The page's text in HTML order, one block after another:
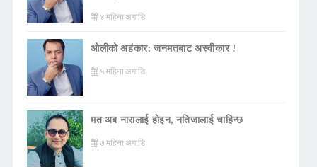
४ महिना अगाडि
ओलीको अहंकार: जनमतबाट अस्वीकार !
५ महिना अगाडि
मत अब नारालाई होइन, नतिजालाई चाहिन्छ
७ महिना अगाडि